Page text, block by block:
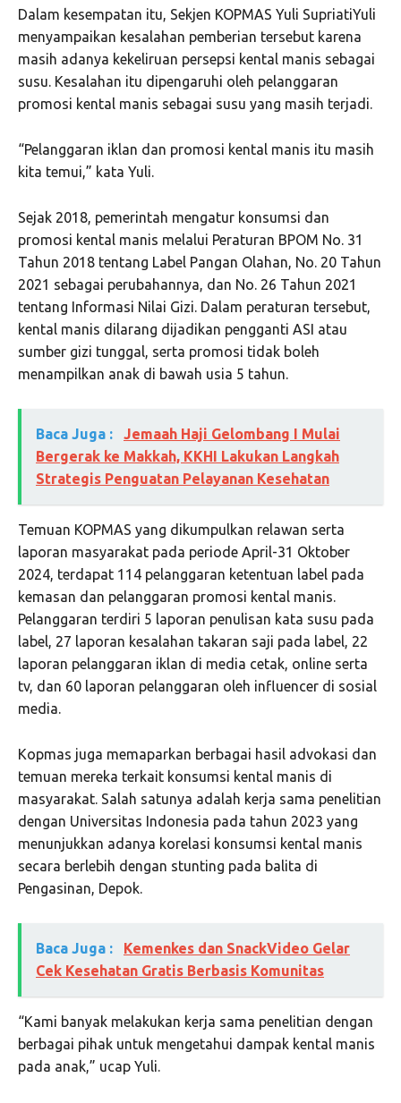
Dalam kesempatan itu, Sekjen KOPMAS Yuli SupriatiYuli
menyampaikan kesalahan pemberian tersebut karena
masih adanya kekeliruan persepsi kental manis sebagai
susu. Kesalahan itu dipengaruhi oleh pelanggaran
promosi kental manis sebagai susu yang masih terjadi.
“Pelanggaran iklan dan promosi kental manis itu masih
kita temui,” kata Yuli.
Sejak 2018, pemerintah mengatur konsumsi dan
promosi kental manis melalui Peraturan BPOM No. 31
Tahun 2018 tentang Label Pangan Olahan, No. 20 Tahun
2021 sebagai perubahannya, dan No. 26 Tahun 2021
tentang Informasi Nilai Gizi. Dalam peraturan tersebut,
kental manis dilarang dijadikan pengganti ASI atau
sumber gizi tunggal, serta promosi tidak boleh
menampilkan anak di bawah usia 5 tahun.
Baca Juga :
Jemaah Haji Gelombang I Mulai
Bergerak ke Makkah, KKHI Lakukan Langkah
Strategis Penguatan Pelayanan Kesehatan
Temuan KOPMAS yang dikumpulkan relawan serta
laporan masyarakat pada periode April-31 Oktober
2024, terdapat 114 pelanggaran ketentuan label pada
kemasan dan pelanggaran promosi kental manis.
Pelanggaran terdiri 5 laporan penulisan kata susu pada
label, 27 laporan kesalahan takaran saji pada label, 22
laporan pelanggaran iklan di media cetak, online serta
tv, dan 60 laporan pelanggaran oleh influencer di sosial
media.
Kopmas juga memaparkan berbagai hasil advokasi dan
temuan mereka terkait konsumsi kental manis di
masyarakat. Salah satunya adalah kerja sama penelitian
dengan Universitas Indonesia pada tahun 2023 yang
menunjukkan adanya korelasi konsumsi kental manis
secara berlebih dengan stunting pada balita di
Pengasinan, Depok.
Baca Juga :
Kemenkes dan SnackVideo Gelar
Cek Kesehatan Gratis Berbasis Komunitas
“Kami banyak melakukan kerja sama penelitian dengan
berbagai pihak untuk mengetahui dampak kental manis
pada anak,” ucap Yuli.